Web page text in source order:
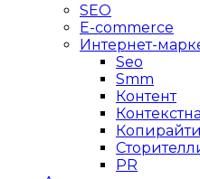
SEO
E-сommerce
Интернет-
Seo
Smm
Контент
PR